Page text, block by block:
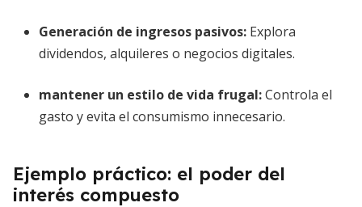
Generación de ingresos pasivos: Explora
dividendos, alquileres o negocios digitales.
mantener un estilo de vida frugal:Controla el
gasto y evita el consumismo innecesario.
Ejemplo práctico: el poder del
interés compuesto